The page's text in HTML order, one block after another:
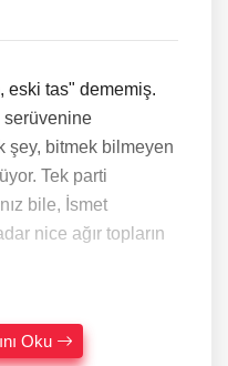
eski tas" dememiş.
serüvenine
şey, bitmek bilmeyen
Tek parti
bile, İsmet
nice ağır topların
Oku